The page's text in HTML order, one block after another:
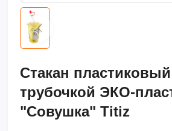
Стакан
трубочкой ЭКО-
"Совушка" Titiz